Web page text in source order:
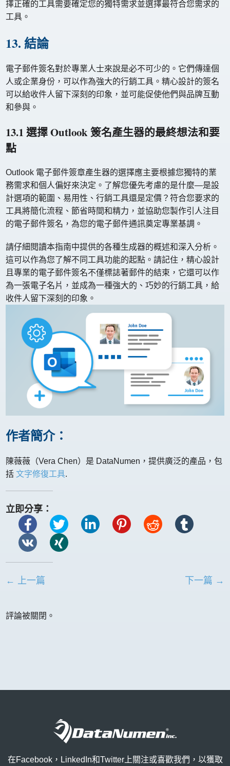
擇正確的工具需要確定您的獨特需求並選擇最符合您需求的
工具。
13. 結論
電子郵件簽名對於專業人士來說是必不可少的。它們傳達個
人或企業身份，可以作為強大的行銷工具。精心設計的簽名
可以給收件人留下深刻的印象，並可能促使他們與品牌互動
和參與。
13.1 選擇 Outlook 簽名產生器的最終想法和要
點
Outlook 電子郵件簽章產生器的選擇應主要根據您獨特的業
務需求和個人偏好來決定。了解您優先考慮的是什麼—是設
計選項的範圍、易用性、行銷工具還是定價？符合您要求的
工具將簡化流程、節省時間和精力，並協助您製作引人注目
的電子郵件簽名，為您的電子郵件通訊奠定專業基調。
請仔細閱讀本指南中提供的各種生成器的概述和深入分析。
這可以作為您了解不同工具功能的起點。請記住，精心設計
且專業的電子郵件簽名不僅標誌著郵件的結束，它還可以作
為一張電子名片，並成為一種強大的、巧妙的行銷工具，給
收件人留下深刻的印象。
作者簡介：
陳薇薇（Vera Chen）是 DataNumen，提供廣泛的產品，包
括文字修復工具.
立即分享：
← 上一篇 下一篇 →
評論被關閉。
在Facebook，LinkedIn和Twitter上關注或喜歡我們，以獲取